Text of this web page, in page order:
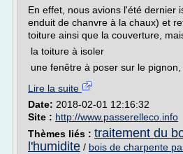
En effet, nous avions l'été dernier
enduit de chanvre à la chaux) et
toiture ainsi que la couverture,
la toiture à isoler
une fenêtre à poser sur le pignon,
Lire la suite
Date: 2018-02-01 12:16:32
Site : http://www.passerelleco.info
Thèmes liés : traitement du
l'humidite / bois de charpente